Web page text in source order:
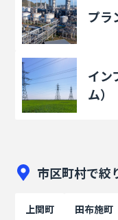
プラ
イン
ム）
市区町村で絞
上関町 田布施町